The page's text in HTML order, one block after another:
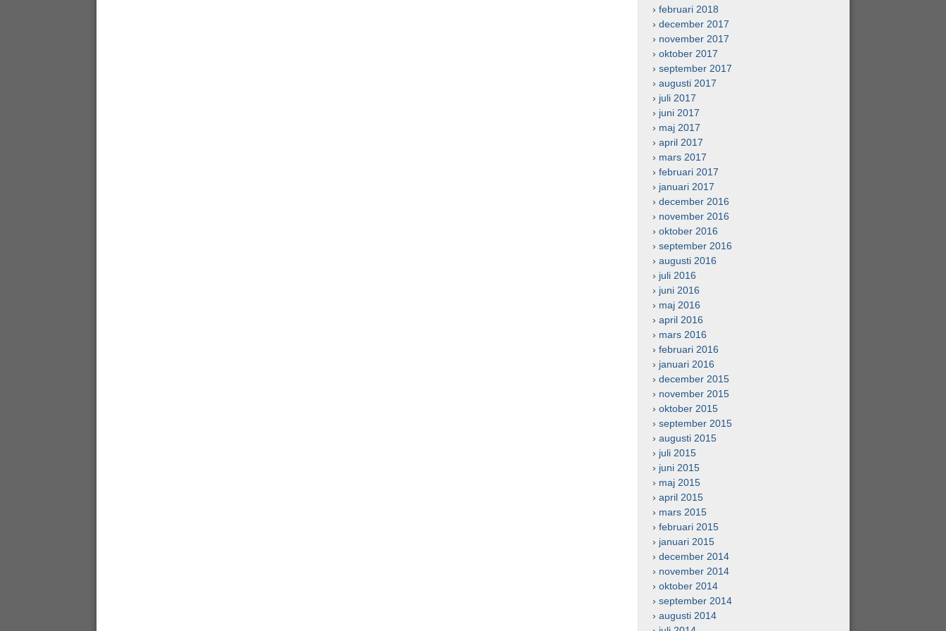
februari 2018
december 2017
november 2017
oktober 2017
september 2017
augusti 2017
juli 2017
juni 2017
maj 2017
april 2017
mars 2017
februari 2017
januari 2017
december 2016
november 2016
oktober 2016
september 2016
augusti 2016
juli 2016
juni 2016
maj 2016
april 2016
mars 2016
februari 2016
januari 2016
december 2015
november 2015
oktober 2015
september 2015
augusti 2015
juli 2015
juni 2015
maj 2015
april 2015
mars 2015
februari 2015
januari 2015
december 2014
november 2014
oktober 2014
september 2014
augusti 2014